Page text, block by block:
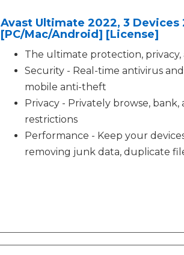
Avast Ultimate 2022, 3 Devices
[PC/Mac/Android] [License]
The ultimate protection,
Security - Real-time antivirus
mobile anti-theft
Privacy - Privately browse,
restrictions
Performance - Keep your
removing junk data, duplicate